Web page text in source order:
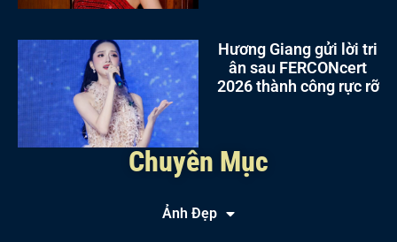
Hương Giang gửi lời tri
ân sau FERCONcert
2026 thành công rực rỡ
Chuyên Mục
Ảnh Đẹp